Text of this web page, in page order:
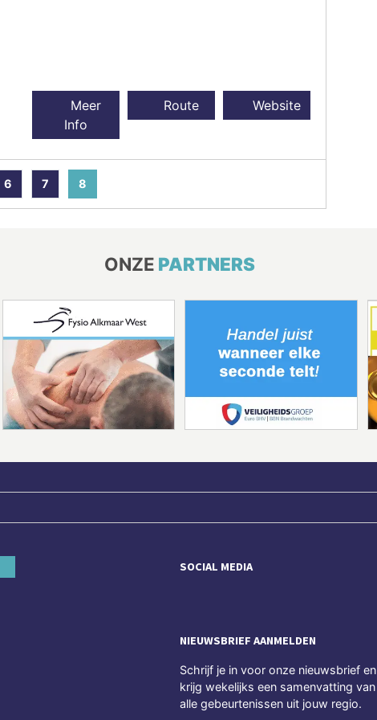
Meer
Info
Route Website
6 7 8
ONZE PARTNERS
SOCIAL MEDIA
NIEUWSBRIEF AANMELDEN
Schrijf je in voor onze nieuwsbrief en
krijg wekelijks een samenvatting van
alle gebeurtenissen uit jouw regio.